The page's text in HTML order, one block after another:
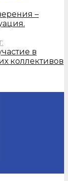
–
в
коллективов